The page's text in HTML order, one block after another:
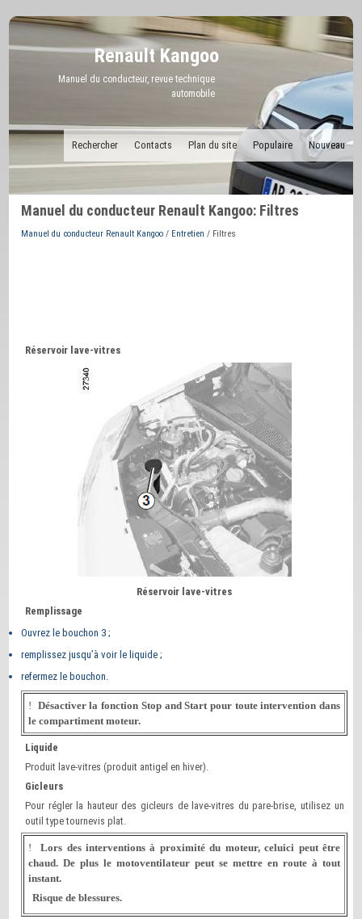
Renault Kangoo
Manuel du conducteur, revue technique
automobile
Nouveau
Populaire
Plan du site
Contacts
Rechercher
Manuel du conducteur Renault Kangoo: Filtres
Manuel du conducteur Renault Kangoo / Entretien / Filtres
Réservoir lave-vitres
Réservoir lave-vitres
Remplissage
Ouvrez le bouchon 3 ;
remplissez jusqu’à voir le liquide ;
refermez le bouchon.
! Désactiver la fonction Stop and Start pour toute intervention dans
le compartiment moteur.
Liquide
Produit lave-vitres (produit antigel en hiver).
Gicleurs
Pour régler la hauteur des gicleurs de lave-vitres du pare-brise, utilisez un
outil type tournevis plat.
!Lors des interventions à proximité du moteur, celuici peut être
chaud. De plus le motoventilateur peut se mettre en route à tout
instant.
Risque de blessures.